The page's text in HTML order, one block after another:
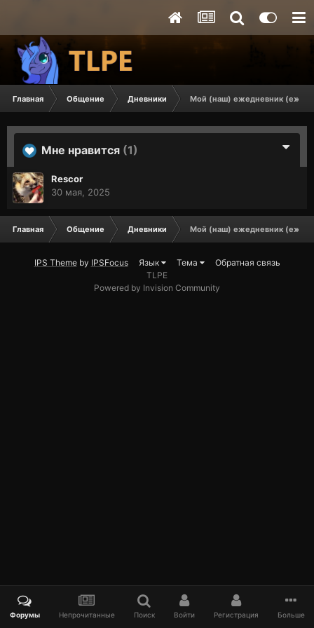
Главная Общение Дневники Мой (наш) ежедневник
Мне нравится (1)
Rescor
30 мая, 2025
Главная Общение Дневники Мой (наш) ежедневник
IPS Themeby IPSFocus Язык Тема
Обратная связь
TLPE
Powered by Invision Community
Форумы Непрочитанные Поиск Войти Регистрация Больше